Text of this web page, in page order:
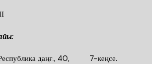
Республика даңғ., 40, 7-кеңсе.